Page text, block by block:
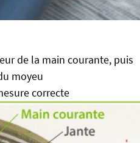
de la main courante, puis
moyeu
correcte